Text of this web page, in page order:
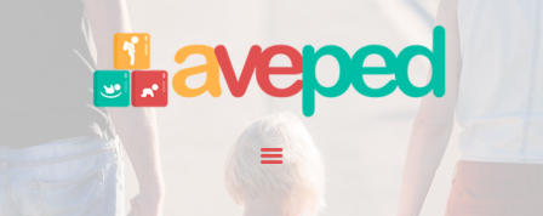
INICIO
QUIENES SOMOS
ESPECIALIDAD
NOTICIAS
RECURSOS